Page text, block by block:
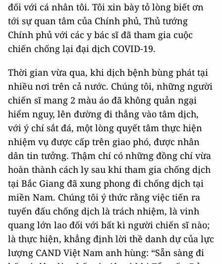
đối với cá nhân tôi. Tôi xin bày tỏ lòng biết ơn
tới sự quan tâm của Chính phủ, Thủ tướng
Chính phủ với các y bác sĩ đã tham gia cuộc
chiến chống lại đại dịch COVID-19.
Thời gian vừa qua, khi dịch bệnh bùng phát tại
nhiều nơi trên cả nước. Chúng tôi, những người
chiến sĩ mang 2 màu áo đã không quản ngại
hiểm nguy, lên đường đi thẳng vào tâm dịch,
với ý chí sắt đá, một lòng quyết tâm thực hiện
nhiệm vụ được cấp trên giao phó, được nhân
dân tin tưởng. Thậm chí có những đồng chí vừa
hoàn thành cách ly sau khi tham gia chống dịch
tại Bắc Giang đã xung phong đi chống dịch tại
miền Nam. Chúng tôi ý thức rằng việc tiến ra
tuyến đấu chống dịch là trách nhiệm, là vinh
quang lớn lao đối với bất kì người chiến sĩ nào;
là thực hiện, khẳng định lời thề danh dự của lực
lượng CAND Việt Nam anh hùng: “Sẵn sàng đi